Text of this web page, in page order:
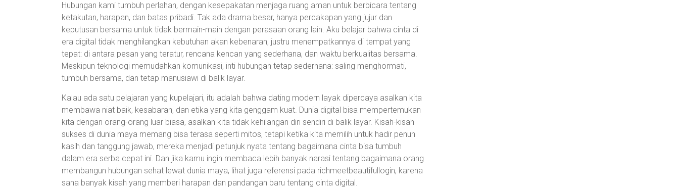
Hubungan kami tumbuh perlahan, dengan kesepakatan menjaga ruang aman untuk berbicara tentang
ketakutan, harapan, dan batas pribadi. Tak ada drama besar, hanya percakapan yang jujur dan
keputusan bersama untuk tidak bermain-main dengan perasaan orang lain. Aku belajar bahwa cinta di
era digital tidak menghilangkan kebutuhan akan kebenaran, justru menempatkannya di tempat yang
tepat: di antara pesan yang teratur, rencana kencan yang sederhana, dan waktu berkualitas bersama.
Meskipun teknologi memudahkan komunikasi, inti hubungan tetap sederhana: saling menghormati,
tumbuh bersama, dan tetap manusiawi di balik layar.
Kalau ada satu pelajaran yang kupelajari, itu adalah bahwa dating modern layak dipercaya asalkan kita
membawa niat baik, kesabaran, dan etika yang kita genggam kuat. Dunia digital bisa mempertemukan
kita dengan orang-orang luar biasa, asalkan kita tidak kehilangan diri sendiri di balik layar. Kisah-kisah
sukses di dunia maya memang bisa terasa seperti mitos, tetapi ketika kita memilih untuk hadir penuh
kasih dan tanggung jawab, mereka menjadi petunjuk nyata tentang bagaimana cinta bisa tumbuh
dalam era serba cepat ini. Dan jika kamu ingin membaca lebih banyak narasi tentang bagaimana orang
membangun hubungan sehat lewat dunia maya, lihat juga referensi pada richmeetbeautifullogin, karena
sana banyak kisah yang memberi harapan dan pandangan baru tentang cinta digital.